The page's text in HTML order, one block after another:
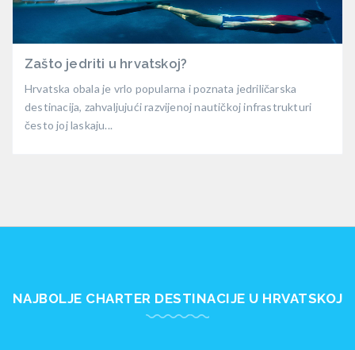
Zašto jedriti u hrvatskoj?
Hrvatska obala je vrlo popularna i poznata jedriličarska
destinacija, zahvaljujući razvijenoj nautičkoj infrastrukturi
često joj laskaju...
NAJBOLJE CHARTER DESTINACIJE U HRVATSKOJ